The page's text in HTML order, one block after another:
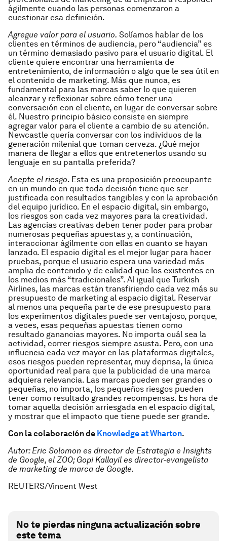
ágilmente cuando las personas comenzaron a
cuestionar esa definición.
Agregue valor para el usuario. Solíamos hablar de los
clientes en términos de audiencia, pero “audiencia” es
un término demasiado pasivo para el usuario digital. El
cliente quiere encontrar una herramienta de
entretenimiento, de información o algo que le sea útil en
el contenido de marketing. Más que nunca, es
fundamental para las marcas saber lo que quieren
alcanzar y reflexionar sobre cómo tener una
conversación con el cliente, en lugar de conversar sobre
él. Nuestro principio básico consiste en siempre
agregar valor para el cliente a cambio de su atención.
Newcastle quería conversar con los individuos de la
generación milenial que toman cerveza. ¿Qué mejor
manera de llegar a ellos que entretenerlos usando su
lenguaje en su pantalla preferida?
Acepte el riesgo. Esta es una proposición preocupante
en un mundo en que toda decisión tiene que ser
justificada con resultados tangibles y con la aprobación
del equipo jurídico. En el espacio digital, sin embargo,
los riesgos son cada vez mayores para la creatividad.
Las agencias creativas deben tener poder para probar
numerosas pequeñas apuestas y, a continuación,
interaccionar ágilmente con ellas en cuanto se hayan
lanzado. El espacio digital es el mejor lugar para hacer
pruebas, porque el usuario espera una variedad más
amplia de contenido y de calidad que los existentes en
los medios más “tradicionales”. Al igual que Turkish
Airlines, las marcas están transfiriendo cada vez más su
presupuesto de marketing al espacio digital. Reservar
al menos una pequeña parte de ese presupuesto para
los experimentos digitales puede ser ventajoso, porque,
a veces, esas pequeñas apuestas tienen como
resultado ganancias mayores. No importa cuál sea la
actividad, correr riesgos siempre asusta. Pero, con una
influencia cada vez mayor en las plataformas digitales,
esos riesgos pueden representar, muy deprisa, la única
oportunidad real para que la publicidad de una marca
adquiera relevancia. Las marcas pueden ser grandes o
pequeñas, no importa, los pequeños riesgos pueden
tener como resultado grandes recompensas. Es hora de
tomar aquella decisión arriesgada en el espacio digital,
y mostrar que el impacto que tiene puede ser grande.
Con la colaboración de Knowledge at Wharton.
Autor: Eric Solomon es director de Estrategia e Insights
de Google, el ZOO; Gopi Kallayil es director-evangelista
de marketing de marca de Google.
REUTERS/Vincent West
No te pierdas ninguna actualización sobre
este tema